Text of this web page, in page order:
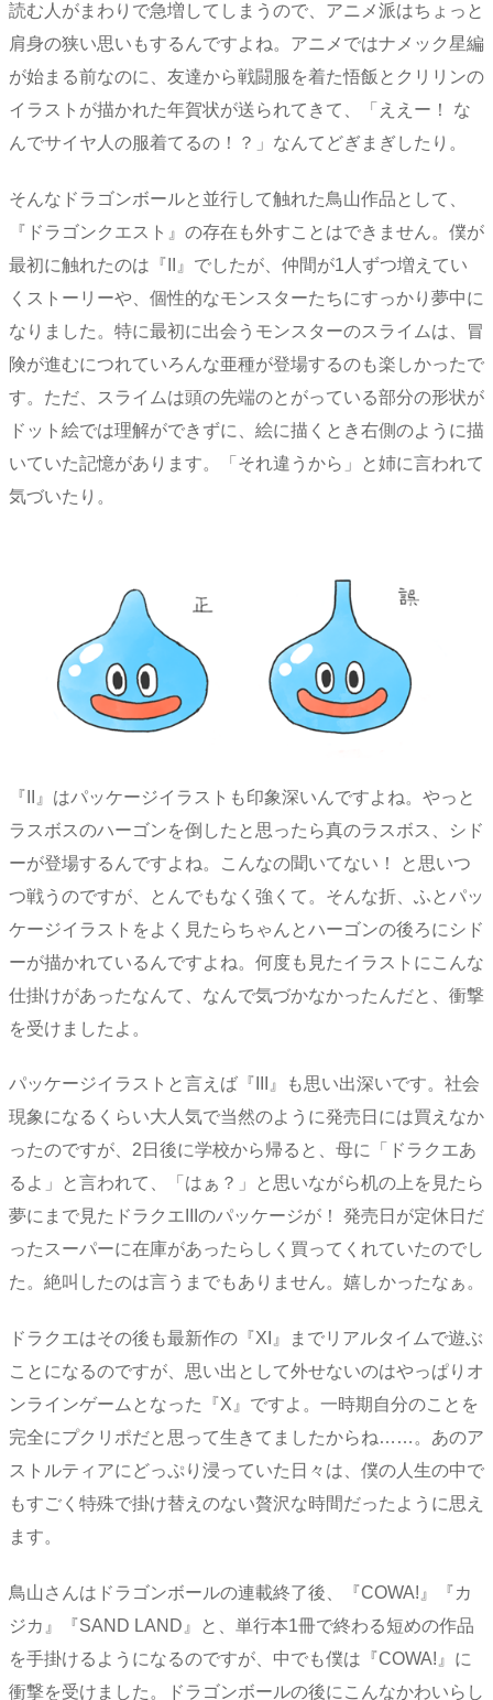
読む人がまわりで急増してしまうので、アニメ派はちょっと
肩身の狭い思いもするんですよね。アニメではナメック星編
が始まる前なのに、友達から戦闘服を着た悟飯とクリリンの
イラストが描かれた年賀状が送られてきて、「ええー！ な
んでサイヤ人の服着てるの！？」なんてどぎまぎしたり。
そんなドラゴンボールと並行して触れた鳥山作品として、
『ドラゴンクエスト』の存在も外すことはできません。僕が
最初に触れたのは『II』でしたが、仲間が1人ずつ増えてい
くストーリーや、個性的なモンスターたちにすっかり夢中に
なりました。特に最初に出会うモンスターのスライムは、冒
険が進むにつれていろんな亜種が登場するのも楽しかったで
す。ただ、スライムは頭の先端のとがっている部分の形状が
ドット絵では理解ができずに、絵に描くとき右側のように描
いていた記憶があります。「それ違うから」と姉に言われて
気づいたり。
『II』はパッケージイラストも印象深いんですよね。やっと
ラスボスのハーゴンを倒したと思ったら真のラスボス、シド
ーが登場するんですよね。こんなの聞いてない！ と思いつ
つ戦うのですが、とんでもなく強くて。そんな折、ふとパッ
ケージイラストをよく見たらちゃんとハーゴンの後ろにシド
ーが描かれているんですよね。何度も見たイラストにこんな
仕掛けがあったなんて、なんで気づかなかったんだと、衝撃
を受けましたよ。
パッケージイラストと言えば『III』も思い出深いです。社会
現象になるくらい大人気で当然のように発売日には買えなか
ったのですが、2日後に学校から帰ると、母に「ドラクエあ
るよ」と言われて、「はぁ？」と思いながら机の上を見たら
夢にまで見たドラクエIIIのパッケージが！ 発売日が定休日だ
ったスーパーに在庫があったらしく買ってくれていたのでし
た。絶叫したのは言うまでもありません。嬉しかったなぁ。
ドラクエはその後も最新作の『XI』までリアルタイムで遊ぶ
ことになるのですが、思い出として外せないのはやっぱりオ
ンラインゲームとなった『X』ですよ。一時期自分のことを
完全にプクリポだと思って生きてましたからね……。あのア
ストルティアにどっぷり浸っていた日々は、僕の人生の中で
もすごく特殊で掛け替えのない贅沢な時間だったように思え
ます。
鳥山さんはドラゴンボールの連載終了後、『COWA!』『カ
ジカ』『SAND LAND』と、単行本1冊で終わる短めの作品
を手掛けるようになるのですが、中でも僕は『COWA!』に
衝撃を受けました。ドラゴンボールの後にこんなかわいらし